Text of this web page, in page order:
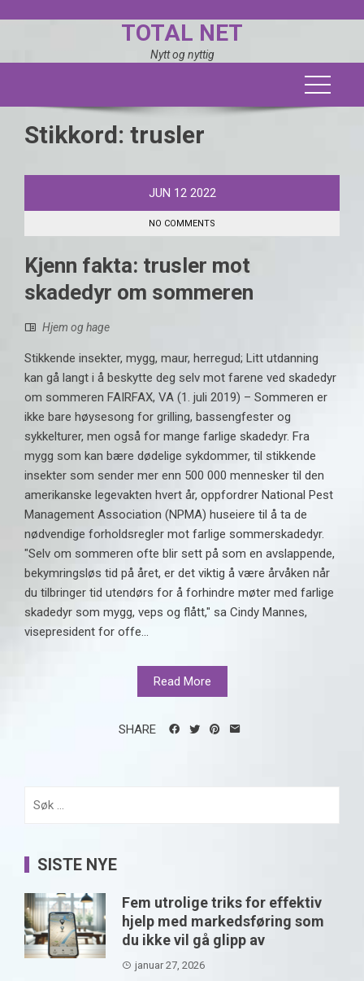
TOTAL NET
Nytt og nyttig
Stikkord: trusler
JUN 12 2022
NO COMMENTS
Kjenn fakta: trusler mot
skadedyr om sommeren
Hjem og hage
Stikkende insekter, mygg, maur, herregud; Litt utdanning
kan gå langt i å beskytte deg selv mot farene ved skadedyr
om sommeren FAIRFAX, VA (1. juli 2019) – Sommeren er
ikke bare høysesong for grilling, bassengfester og
sykkelturer, men også for mange farlige skadedyr. Fra
mygg som kan bære dødelige sykdommer, til stikkende
insekter som sender mer enn 500 000 mennesker til den
amerikanske legevakten hvert år, oppfordrer National Pest
Management Association (NPMA) huseiere til å ta de
nødvendige forholdsregler mot farlige sommerskadedyr.
"Selv om sommeren ofte blir sett på som en avslappende,
bekymringsløs tid på året, er det viktig å være årvåken når
du tilbringer tid utendørs for å forhindre møter med farlige
skadedyr som mygg, veps og flått," sa Cindy Mannes,
visepresident for offe...
Read More
SHARE
SISTE NYE
Fem utrolige triks for effektiv
hjelp med markedsføring som
du ikke vil gå glipp av
januar 27, 2026